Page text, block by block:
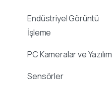
Endüstriyel Görüntü
İşleme
PC Kameralar ve Yazılım
Sensörler